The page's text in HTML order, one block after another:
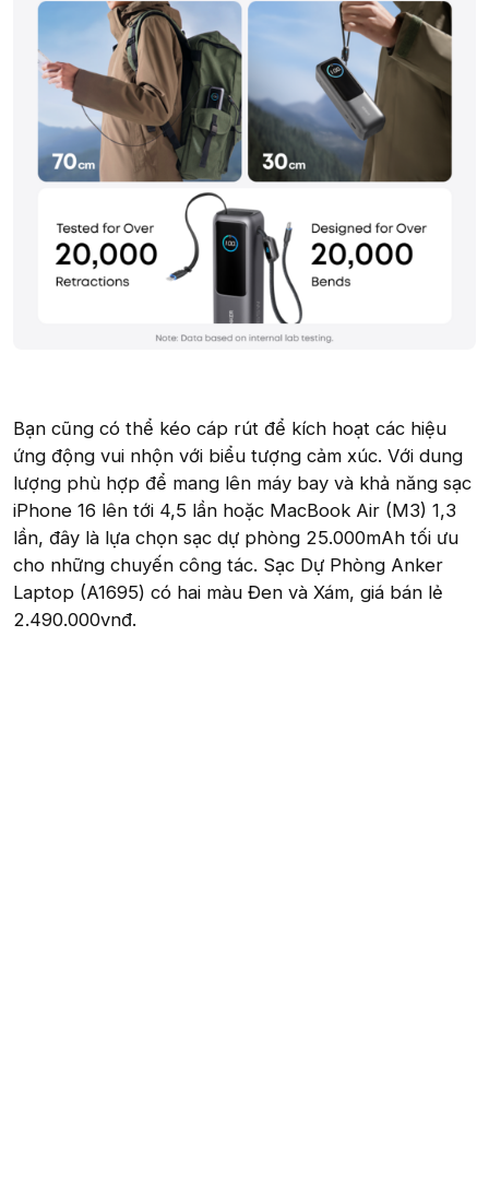
Bạn cũng có thể kéo cáp rút để kích hoạt các hiệu
ứng động vui nhộn với biểu tượng cảm xúc. Với dung
lượng phù hợp để mang lên máy bay và khả năng sạc
iPhone 16 lên tới 4,5 lần hoặc MacBook Air (M3) 1,3
lần, đây là lựa chọn sạc dự phòng 25.000mAh tối ưu
cho những chuyến công tác. Sạc Dự Phòng Anker
Laptop (A1695) có hai màu Đen và Xám, giá bán lẻ
2.490.000vnđ.